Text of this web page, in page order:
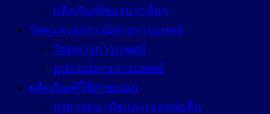
ผลิตภัณฑ์ช่องปากอื่นๆ
วัสดุและอุปกรณ์ทางการแพทย์
วัสดุทางการแพทย์
อุปกรณ์ทางการแพทย์
ผลิตภัณฑ์ใช้ภายนอก
ถุงยางอนามัยและเจลหล่อลื่น